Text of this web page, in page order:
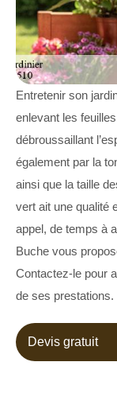
Entretenir son
enlevant les
débroussaillant
également par la
ainsi que la taille
vert ait une qualité
appel, de temps à
Buche vous
Contactez-le pour
de ses prestations.
Devis gratuit